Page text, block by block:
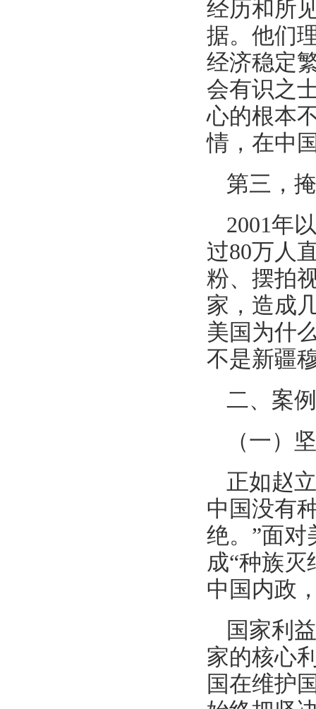
经历和所
据。他们
经济稳定
会有识之
心的根本
情，在中
第三，
2001年
过80万人
粉、摆拍
家，造成
美国为什
不是新疆
二、案
（一）
正如赵
中国没有
绝。”面对
成“种族
中国内政
国家利
家的核心
国在维护